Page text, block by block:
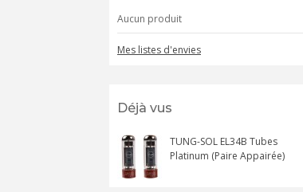
Aucun produit
Mes listes d'envies
Déjà vus
TUNG-SOL EL34B Tubes
Platinum (Paire Appairée)